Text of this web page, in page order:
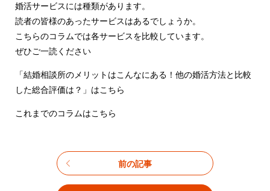
婚活サービスには種類があります。
読者の皆様のあったサービスはあるでしょうか。
こちらのコラムでは各サービスを比較しています。
ぜひご一読ください
「結婚相談所のメリットはこんなにある！他の婚活方法と比較
した総合評価は？」はこちら
これまでのコラムはこちら
前の記事